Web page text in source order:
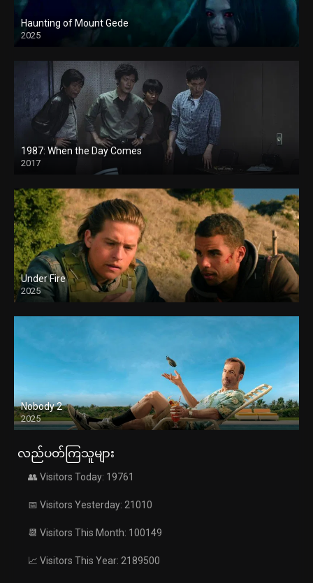
Haunting of Mount Gede
2025
1987: When the Day Comes
2017
Under Fire
2025
Nobody 2
2025
လည်ပတ်ကြသူများ
👥 Visitors Today: 19761
📅 Visitors Yesterday: 21010
📆 Visitors This Month: 100149
📈 Visitors This Year: 2189500